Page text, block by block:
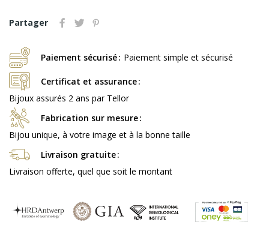
Partager
Paiement sécurisé Paiement simple et sécurisé
Certificat et assurance
Bijoux assurés 2 ans par Tellor
Fabrication sur mesure
Bijou unique, à votre image et à la bonne taille
Livraison gratuite
Livraison offerte, quel que soit le montant